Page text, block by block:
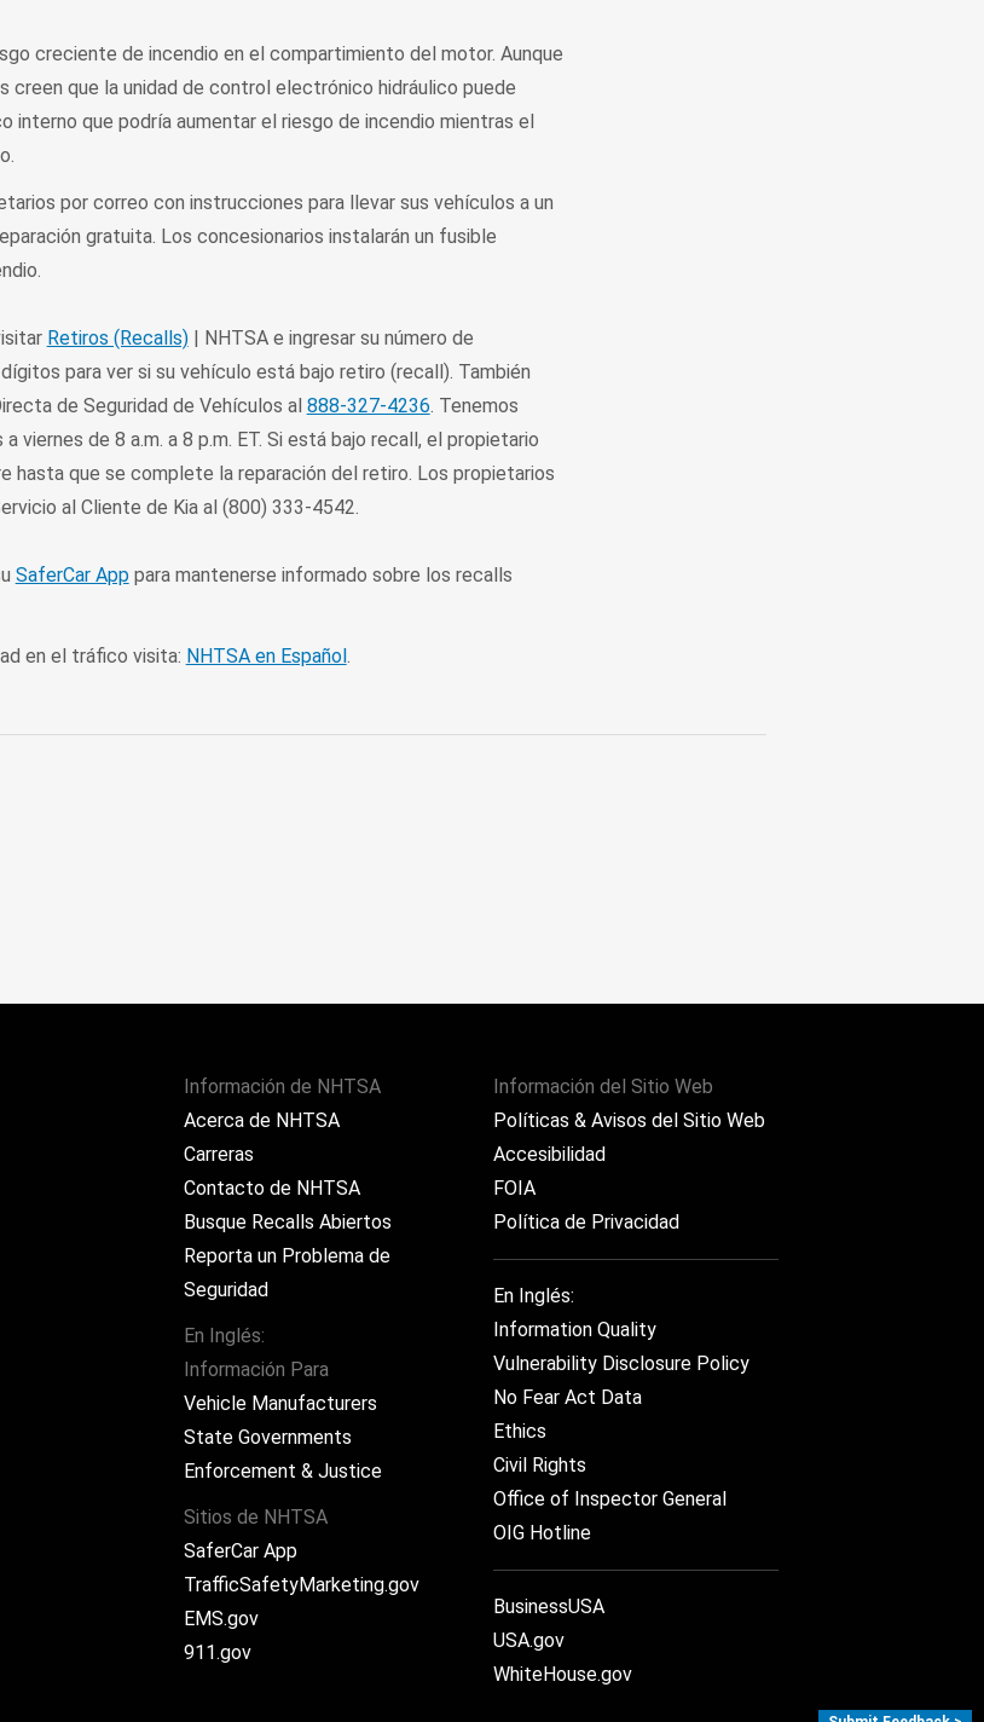
creciente de incendio en el compartimiento del motor. Aunque
creen que la unidad de control electrónico hidráulico puede
que podría aumentar el riesgo de incendio mientras el
por correo con instrucciones para llevar sus vehículos a un
gratuita. Los concesionarios instalarán un fusible
Retiros (Recalls)| NHTSA e ingresar su número de
para ver si su vehículo está bajo retiro (recall). También
de Seguridad de Vehículos al 888-327-4236. Tenemos
viernes de 8 a.m. a 8 p.m. ET. Si está bajo recall, el propietario
hasta que se complete la reparación del retiro. Los propietarios
al Cliente de Kia al (800) 333-4542.
SaferCar Apppara mantenerse informado sobre los recalls
en el tráfico visita: NHTSA en Español.
Información de NHTSA
Acerca de NHTSA
Carreras
Contacto de NHTSA
Busque Recalls Abiertos
Reporta un Problema de
Seguridad
En Inglés:
Información Para
Vehicle Manufacturers
State Governments
Enforcement & Justice
Sitios de NHTSA
SaferCar App
TrafficSafetyMarketing.gov
EMS.gov
911.gov
Información del Sitio Web
Políticas & Avisos del Sitio Web
Accesibilidad
FOIA
Política de Privacidad
En Inglés:
Information Quality
Vulnerability Disclosure Policy
No Fear Act Data
Ethics
Civil Rights
Office of Inspector General
OIG Hotline
BusinessUSA
USA.gov
WhiteHouse.gov